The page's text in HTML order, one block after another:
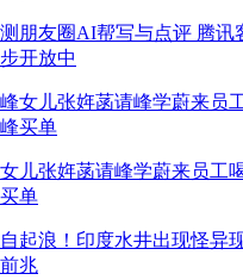
朋友圈AI帮写与点评 腾讯
开放中
儿张姩菡请峰学蔚来员工
单